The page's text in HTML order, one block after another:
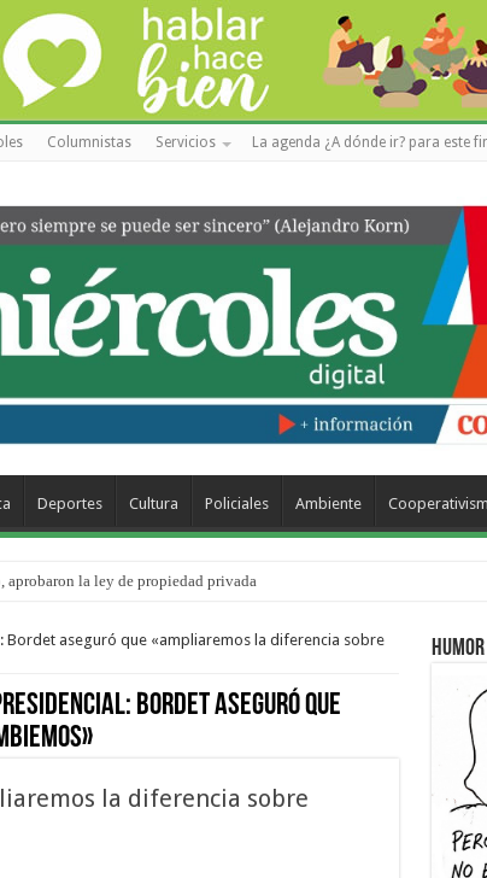
Columnistas Servicios La agenda ¿A dónde ir? para este
Deportes Cultura Policiales Ambiente
la ley de propiedad privada
Bordet aseguró que «ampliaremos la diferencia sobre
Bordet aseguró que
la diferencia sobre